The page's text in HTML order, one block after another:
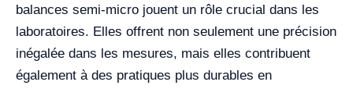
balances semi-micro jouent un rôle crucial dans les
laboratoires. Elles offrent non seulement une précision
inégalée dans les mesures, mais elles contribuent
également à des pratiques plus durables en